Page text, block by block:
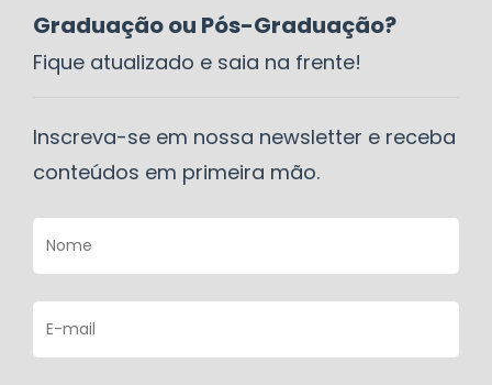
Graduação ou Pós-Graduação?
Fique atualizado e saia na frente!
Inscreva-se em nossa newsletter e receba
conteúdos em primeira mão.